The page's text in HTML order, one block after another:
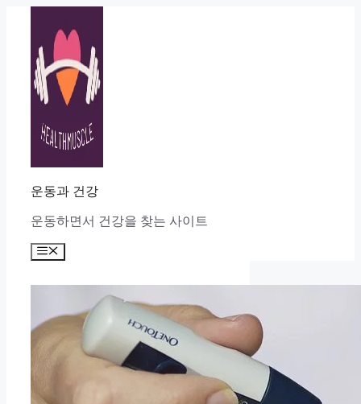
운동과 건강
운동하면서 건강을 찾는 사이트
Menu